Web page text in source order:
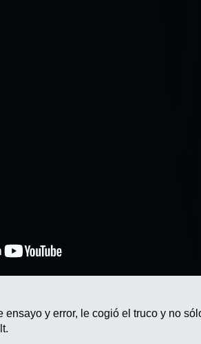
ensayo y error, le cogió el truco y no